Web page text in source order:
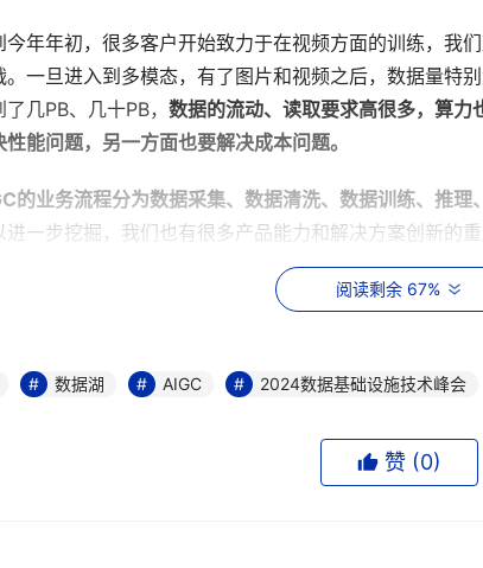
今年年初，很多客户开始致力于在视频方面的训练，我
。一旦进入到多模态，有了图片和视频之后，数据量特
几PB、几十PB， 数据的流动、读取要求高很多，算
能问题，另一方面也要解决成本问题。
的业务流程分为数据采集、数据清洗、数据训练、推理
进一步挖掘，我们也有很多产品能力和解决方案创新的重
同的阶段，对存储数据的处理和存储其实有不同的要求：
的存储，这是采集的要求。
主要支持多种文件协议，这里面有HDFS、S3。海量的
求就比较高了，无论是吞吐量和时延要求更高，我们认
阅读剩余 67%
数据湖 AIGC 2024数据基础设施技术峰会
赞 (0)